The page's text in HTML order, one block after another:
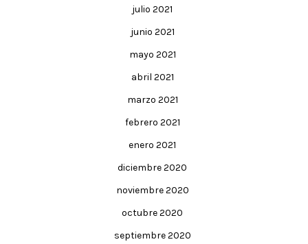
julio 2021
junio 2021
mayo 2021
abril 2021
marzo 2021
febrero 2021
enero 2021
diciembre 2020
noviembre 2020
octubre 2020
septiembre 2020